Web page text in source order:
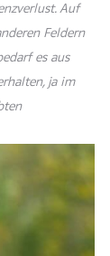
Auf
Feldern
es aus
ja im